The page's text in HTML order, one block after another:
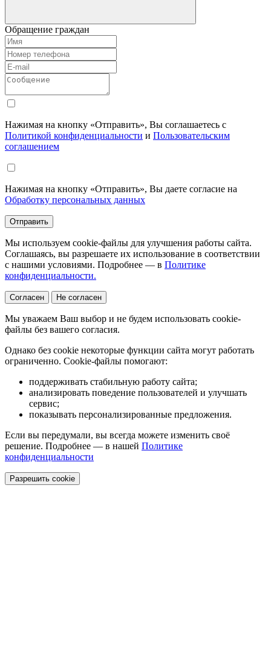
Обращение граждан
Нажимая на кнопку «Отправить», Вы соглашаетесь с
Политикой конфиденциальности и Пользовательским
соглашением
Нажимая на кнопку «Отправить», Вы даете согласие на
Обработку персональных данных
Отправить
Мы используем cookie-файлы для улучшения работы сайта.
Соглашаясь, вы разрешаете их использование в соответствии
с нашими условиями. Подробнее — в Политике
конфиденциальности.
Согласен Не согласен
Мы уважаем Ваш выбор и не будем использовать cookie-
файлы без вашего согласия.
Однако без cookie некоторые функции сайта могут работать
ограниченно. Cookie-файлы помогают:
поддерживать стабильную работу сайта;
анализировать поведение пользователей и улучшать
сервис;
показывать персонализированные предложения.
Если вы передумали, вы всегда можете изменить своё
решение. Подробнее — в нашей Политике
конфиденциальности
Разрешить cookie